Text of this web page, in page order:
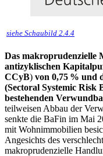
siehe Schaubild 2.4.4
Das makroprudenzielle
antizyklischen
CCyB) von 0,75 % und
(Sectoral Systemic Risk
bestehenden
teilweisen Abbau der
senkte die BaFin im Mai
mit Wohnimmobilien
Angesichts des
makroprudenzielle